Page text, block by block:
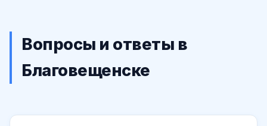
Вопросы и ответы в
Благовещенске